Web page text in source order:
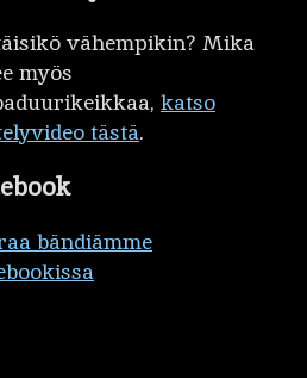
vähempikin? Mika
myös
katso
tästä.
bändiämme